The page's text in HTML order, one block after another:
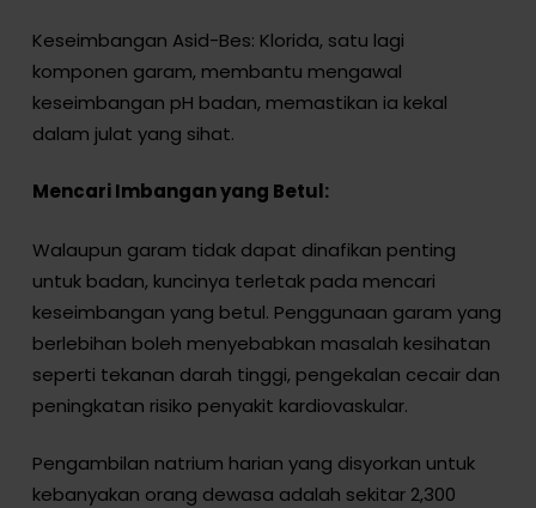
Keseimbangan Asid-Bes: Klorida, satu lagi
komponen garam, membantu mengawal
keseimbangan pH badan, memastikan ia kekal
dalam julat yang sihat.
Mencari Imbangan yang Betul:
Walaupun garam tidak dapat dinafikan penting
untuk badan, kuncinya terletak pada mencari
keseimbangan yang betul. Penggunaan garam yang
berlebihan boleh menyebabkan masalah kesihatan
seperti tekanan darah tinggi, pengekalan cecair dan
peningkatan risiko penyakit kardiovaskular.
Pengambilan natrium harian yang disyorkan untuk
kebanyakan orang dewasa adalah sekitar 2,300